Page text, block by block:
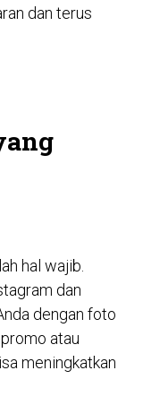
dan terus
hal wajib.
dan
dengan foto
atau
meningkatkan